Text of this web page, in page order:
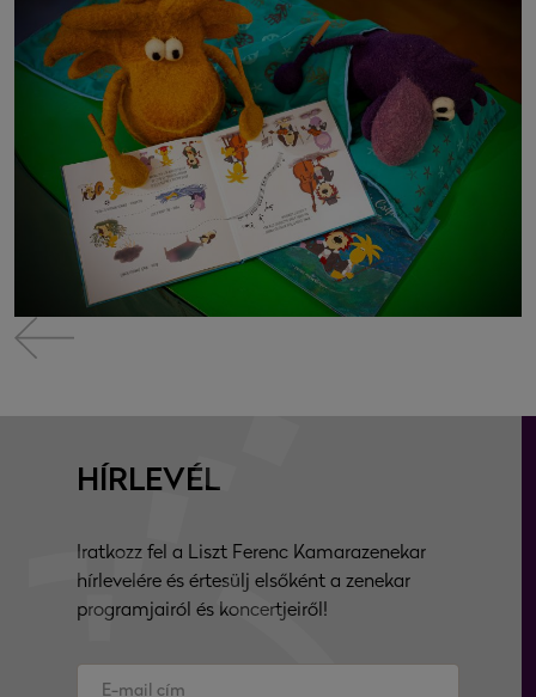
HÍRLEVÉL
Iratkozz fel a Liszt Ferenc Kamarazenekar
hírlevelére és értesülj elsőként a zenekar
programjairól és koncertjeiről!